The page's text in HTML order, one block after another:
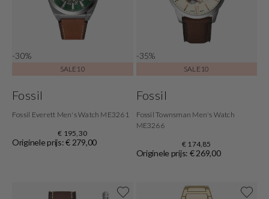
-30%
SALE10
Fossil
Fossil Everett Men's Watch ME3261
€ 195,30
Originele prijs: € 279,00
-35%
SALE10
Fossil
Fossil Townsman Men's Watch
ME3266
€ 174,85
Originele prijs: € 269,00